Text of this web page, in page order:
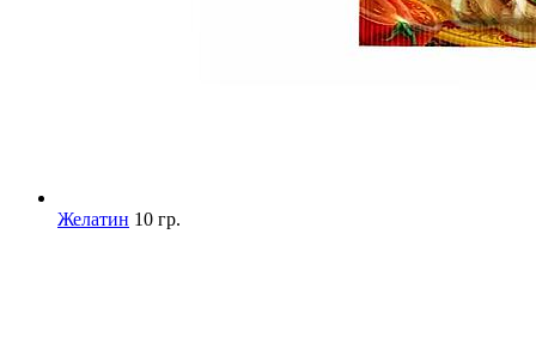
Желатин 10 гр.